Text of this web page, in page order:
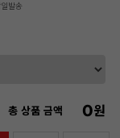
발송
총 상품 금액 0원